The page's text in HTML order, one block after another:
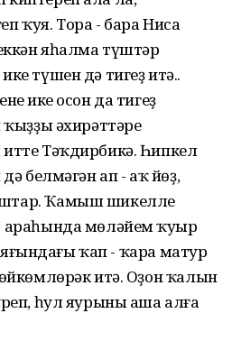
ҡуя. Тора - бара Ниса
яһалма түштәр
түшен дә тигеҙ итә..
ике осон да тигеҙ
ҡыҙҙы әхирәттәре
Тәҡдирбикә. Һипкел
белмәгән ап - аҡ йөҙ,
Ҡамыш шикелле
араһында мөләйем ҡуңыр
яғындағы ҡап - ҡара матур
итә. Оҙон ҡалын
һул яурыны аша алға